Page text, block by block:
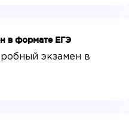
в формате ЕГЭ
экзамен в